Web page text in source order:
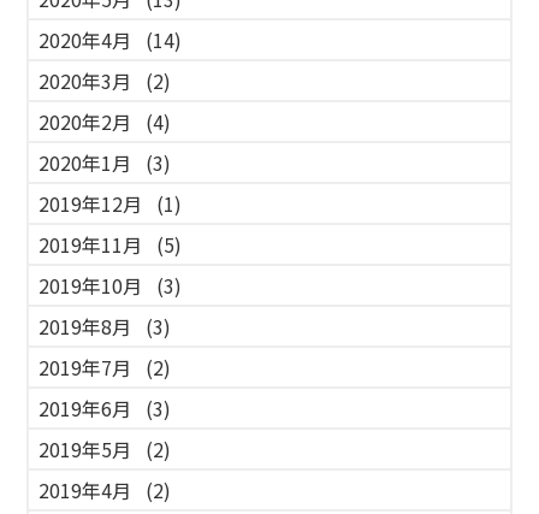
2020年4月
(14)
2020年3月
(2)
2020年2月
(4)
2020年1月
(3)
2019年12月
(1)
2019年11月
(5)
2019年10月
(3)
2019年8月
(3)
2019年7月
(2)
2019年6月
(3)
2019年5月
(2)
2019年4月
(2)